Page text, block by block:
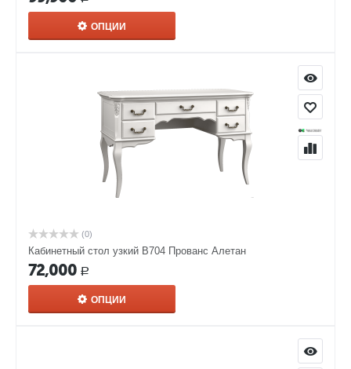
ОПЦИИ
(0)
Кабинетный стол узкий В704 Прованс Алетан
72,000 Р
ОПЦИИ